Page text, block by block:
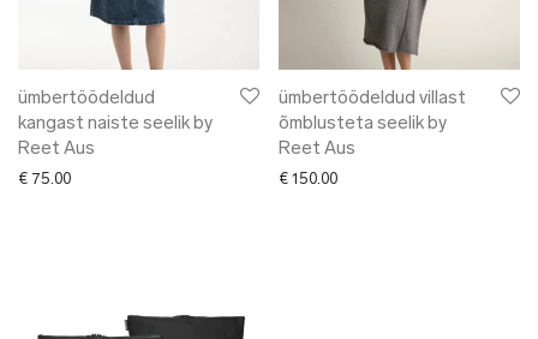
✖ DISAINERID
ümbertöödeldud
kangast naiste seelik by
Reet Aus
€ 75.00
ümbertöödeldud villast
õmblusteta seelik by
Reet Aus
€ 150.00